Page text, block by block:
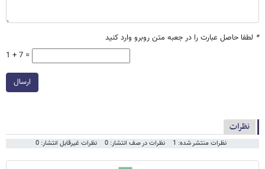
* لطفا حاصل عبارت را در جعبه متن روبرو وارد کنید
1 + 7 =
ارسال
نظرات
نظرات منتشر شده: 1 نظرات در صف انتشار: 0 نظرات غیرقابل انتشار: 0